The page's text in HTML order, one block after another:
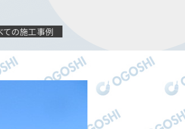
ての施工事例